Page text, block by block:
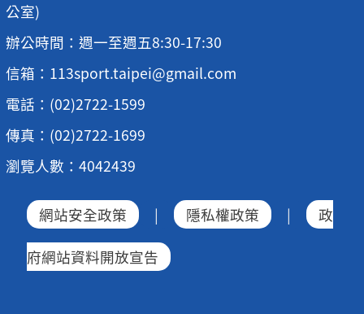
公室)
辦公時間：週一至週五8:30-17:30
信箱：113sport.taipei@gmail.com
電話：(02)2722-1599
傳真：(02)2722-1699
瀏覽人數：4042439
網站安全政策 | 隱私權政策 | 政
府網站資料開放宣告